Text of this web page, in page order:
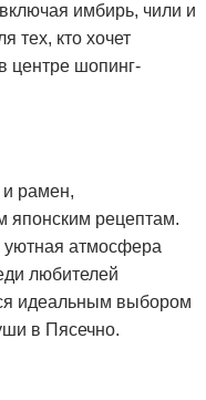
имбирь, чили и
тех, кто хочет
центре шопинг-
рамен,
японским рецептам.
уютная атмосфера
любителей
идеальным выбором
в Пясечно.